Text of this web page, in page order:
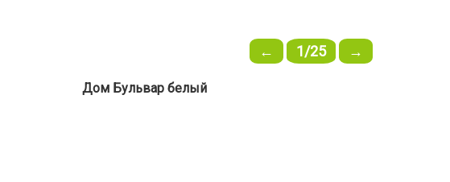
← 1/25 →
Дом Бульвар белый